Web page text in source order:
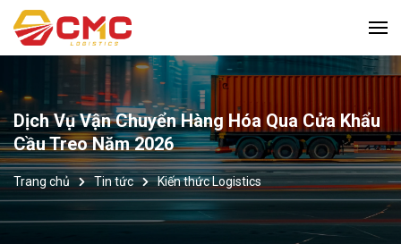
Dịch Vụ Vận Chuyển Hàng Hóa Qua Cửa Khẩu
Cầu Treo Năm 2026
Trang chủ Tin tức Kiến thức Logistics